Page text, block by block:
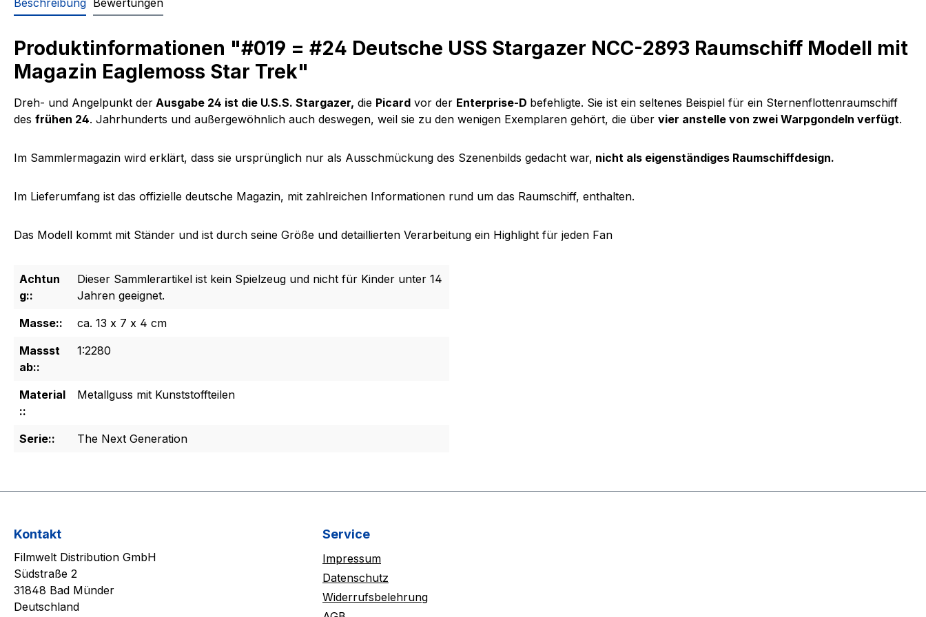
Beschreibung Bewertungen
Produktinformationen "#019 = #24 Deutsche USS Stargazer NCC-2893 Raumschiff Modell mit
Magazin Eaglemoss Star Trek"
Dreh- und Angelpunkt der Ausgabe 24 ist die U.S.S. Stargazer, die Picard vor der Enterprise-D befehligte. Sie ist ein seltenes Beispiel für ein Sternenflottenraumschiff
des frühen 24. Jahrhunderts und außergewöhnlich auch deswegen, weil sie zu den wenigen Exemplaren gehört, die über vier anstelle von zwei Warpgondeln verfügt.
Im Sammlermagazin wird erklärt, dass sie ursprünglich nur als Ausschmückung des Szenenbilds gedacht war, nicht als eigenständiges Raumschiffdesign.
Im Lieferumfang ist das offizielle deutsche Magazin, mit zahlreichen Informationen rund um das Raumschiff, enthalten.
Das Modell kommt mit Ständer und ist durch seine Größe und detaillierten Verarbeitung ein Highlight für jeden Fan
Achtun
g::
Dieser Sammlerartikel ist kein Spielzeug und nicht für Kinder unter 14
Jahren geeignet.
Masse::
ca. 13 x 7 x 4 cm
Massst
ab::
1:2280
Material
::
Metallguss mit Kunststoffteilen
Serie:: The Next Generation
Kontakt
Filmwelt Distribution GmbH
Südstraße 2
31848 Bad Münder
Deutschland
Service
Impressum
Datenschutz
Widerrufsbelehrung